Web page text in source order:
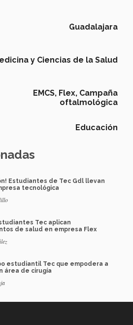
Guadalajara
y Ciencias de la Salud
EMCS, Flex, Campaña
oftalmológica
Educación
Estudiantes de Tec Gdl llevan
tecnológica
Tec aplican
de salud en empresa Flex
estudiantil Tec que empodera a
área de cirugía